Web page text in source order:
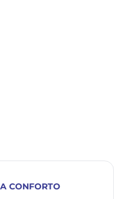
CONFORTO